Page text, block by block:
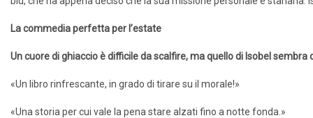
La commedia perfetta per l’estate
Un cuore di ghiaccio è difficile da scalfire, ma quello di Isobel sembra
«Un libro rinfrescante, in grado di tirare su il morale!»
«Una storia per cui vale la pena stare alzati fino a notte fonda.»